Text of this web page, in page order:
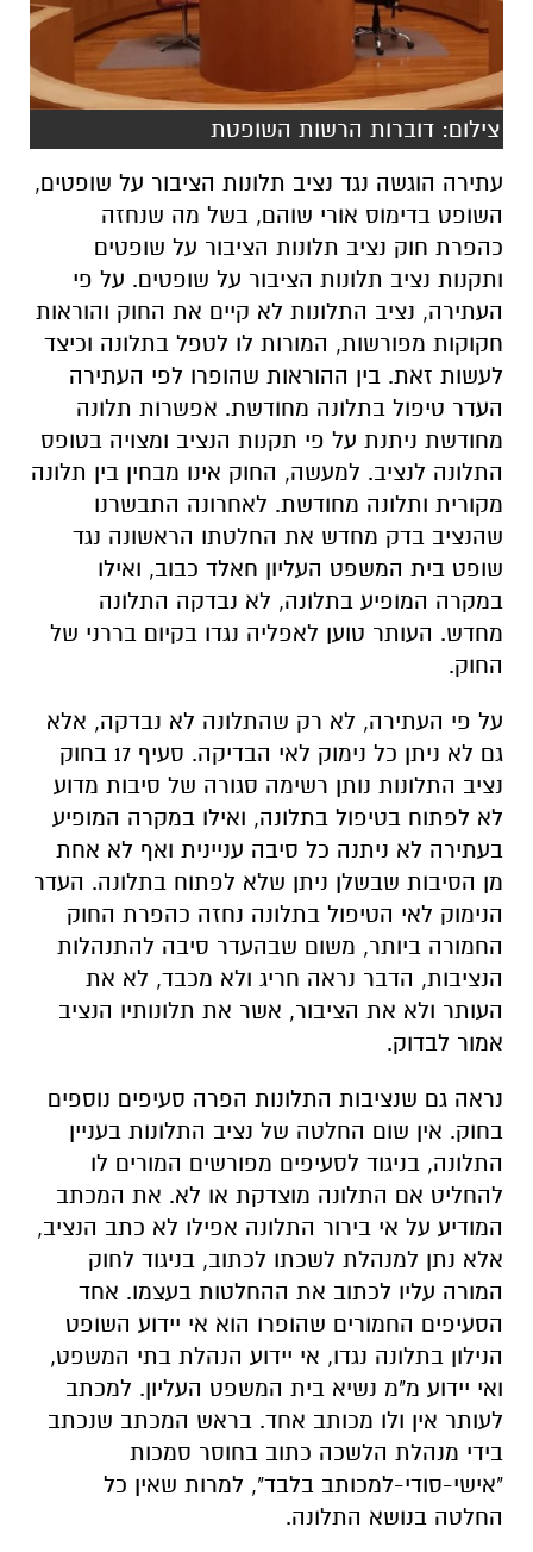
צילום: דוברות הרשות השופטת
עתירה הוגשה נגד נציב תלונות הציבור על שופטים,
השופט בדימוס אורי שוהם, בשל מה שנחזה
כהפרת חוק נציב תלונות הציבור על שופטים
ותקנות נציב תלונות הציבור על שופטים. על פי
העתירה, נציב התלונות לא קיים את החוק והוראות
חקוקות מפורשות, המורות לו לטפל בתלונה וכיצד
לעשות זאת. בין ההוראות שהופרו לפי העתירה
העדר טיפול בתלונה מחודשת. אפשרות תלונה
מחודשת ניתנת על פי תקנות הנציב ומצויה בטופס
התלונה לנציב. למעשה, החוק אינו מבחין בין תלונה
מקורית ותלונה מחודשת. לאחרונה התבשרנו
שהנציב בדק מחדש את החלטתו הראשונה נגד
שופט בית המשפט העליון חאלד כבוב, ואילו
במקרה המופיע בתלונה, לא נבדקה התלונה
מחדש. העותר טוען לאפליה נגדו בקיום בררני של
החוק.
על פי העתירה, לא רק שהתלונה לא נבדקה, אלא
גם לא ניתן כל נימוק לאי הבדיקה. סעיף 17 בחוק
נציב התלונות נותן רשימה סגורה של סיבות מדוע
לא לפתוח בטיפול בתלונה, ואילו במקרה המופיע
בעתירה לא ניתנה כל סיבה עניינית ואף לא אחת
מן הסיבות שבשלן ניתן שלא לפתוח בתלונה. העדר
הנימוק לאי הטיפול בתלונה נחזה כהפרת החוק
החמורה ביותר, משום שבהעדר סיבה להתנהלות
הנציבות, הדבר נראה חריג ולא מכבד, לא את
העותר ולא את הציבור, אשר את תלונותיו הנציב
אמור לבדוק.
נראה גם שנציבות התלונות הפרה סעיפים נוספים
בחוק. אין שום החלטה של נציב התלונות בעניין
התלונה, בניגוד לסעיפים מפורשים המורים לו
להחליט אם התלונה מוצדקת או לא. את המכתב
המודיע על אי בירור התלונה אפילו לא כתב הנציב,
אלא נתן למנהלת לשכתו לכתוב, בניגוד לחוק
המורה עליו לכתוב את ההחלטות בעצמו. אחד
הסעיפים החמורים שהופרו הוא אי יידוע השופט
הנילון בתלונה נגדו, אי יידוע הנהלת בתי המשפט,
ואי יידוע מ"מ נשיא בית המשפט העליון. למכתב
לעותר אין ולו מכותב אחד. בראש המכתב שנכתב
בידי מנהלת הלשכה כתוב בחוסר סמכות
"אישי-סודי-למכותב בלבד", למרות שאין כל
החלטה בנושא התלונה.